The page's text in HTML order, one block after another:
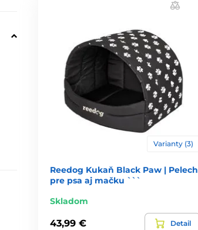
Varianty (3)
Reedog Kukaň Black Paw | Pelech
pre psa aj mačku ```
Skladom
43,99 € Detail